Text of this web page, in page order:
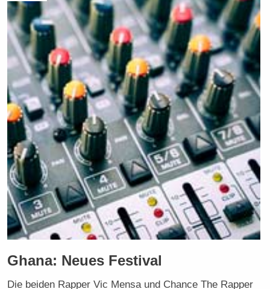
Ghana: Neues Festival
Die beiden Rapper Vic Mensa und Chance The Rapper